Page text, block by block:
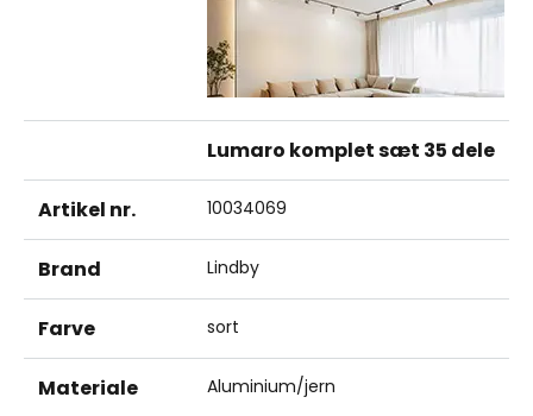
Lumaro komplet sæt 35 dele
Artikel nr. 10034069
Brand Lindby
Farve sort
Materiale Aluminium/jern